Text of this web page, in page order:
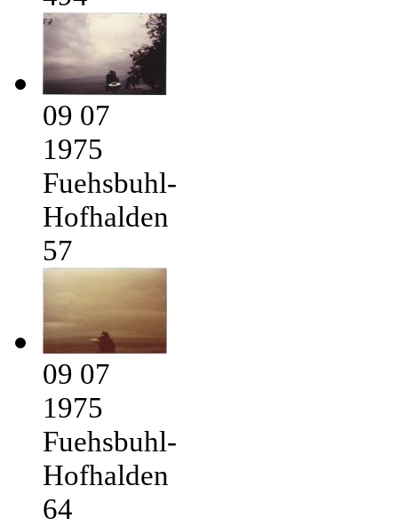
09 07
1975
Fuehsbuhl-
Hofhalden
57
09 07
1975
Fuehsbuhl-
Hofhalden
64